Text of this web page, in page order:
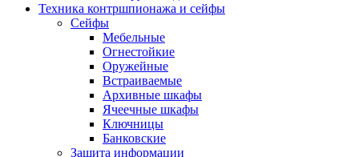
Техника контршпионажа и сейфы
Сейфы
Мебельные
Огнестойкие
Оружейные
Встраиваемые
Архивные шкафы
Ячеечные шкафы
Ключницы
Банковские
Защита информации